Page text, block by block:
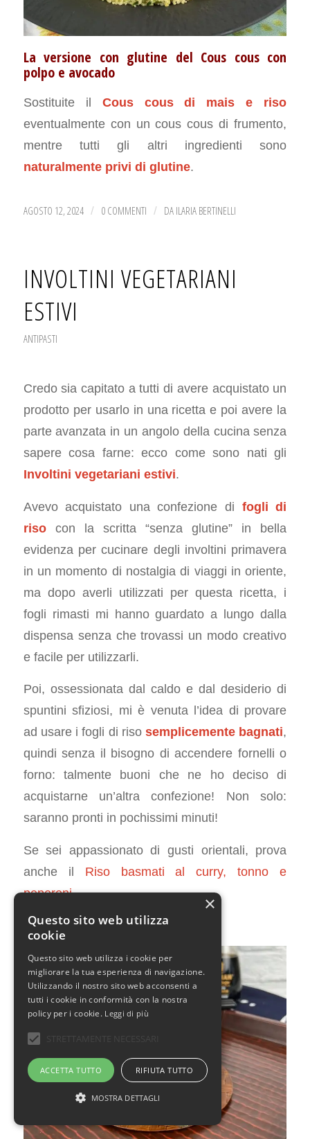
La versione con glutine del Cous cous con
polpo e avocado
Sostituite il Cous cous di mais e riso
eventualmente con un cous cous di frumento,
mentre tutti gli altri ingredienti sono
naturalmente privi di glutine.
AGOSTO 12, 2024 / 0 COMMENTI / DA ILARIA BERTINELLI
INVOLTINI VEGETARIANI
ESTIVI
ANTIPASTI
Credo sia capitato a tutti di avere acquistato un
prodotto per usarlo in una ricetta e poi avere la
parte avanzata in un angolo della cucina senza
sapere cosa farne: ecco come sono nati gli
Involtini vegetariani estivi.
Avevo acquistato una confezione di fogli di
risocon la scritta “senza glutine” in bella
evidenza per cucinare degli involtini primavera
in un momento di nostalgia di viaggi in oriente,
ma dopo averli utilizzati per questa ricetta, i
fogli rimasti mi hanno guardato a lungo dalla
dispensa senza che trovassi un modo creativo
e facile per utilizzarli.
Poi, ossessionata dal caldo e dal desiderio di
spuntini sfiziosi, mi è venuta l’idea di provare
ad usare i fogli di risosemplicemente bagnati,
quindi senza il bisogno di accendere fornelli o
forno: talmente buoni che ne ho deciso di
acquistarne un’altra confezione! Non solo:
saranno pronti in pochissimi minuti!
Se sei appassionato di gusti orientali, prova
anche il Riso basmati al curry, tonno e
peperoni. ×
Questo sito web utilizza
cookie
Questo sito web utilizza i cookie per
migliorare la tua esperienza di navigazione.
Utilizzando il nostro sito web acconsenti a
tutti i cookie in conformità con la nostra
policy per i cookie. Leggi di più
ACCETTA TUTTO RIFIUTA TUTTO
MOSTRA DETTAGLI